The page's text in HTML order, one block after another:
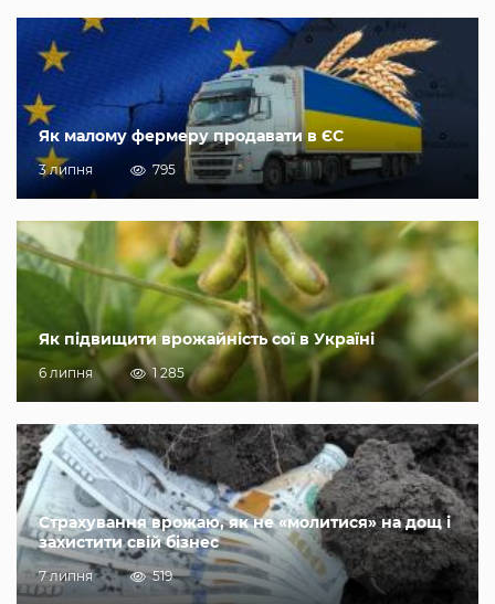
Як малому фермеру продавати в ЄС
3 липня 795
Як підвищити врожайність сої в Україні
6 липня 1 285
Страхування врожаю, як не «молитися» на дощ і
захистити свій бізнес
7 липня 519